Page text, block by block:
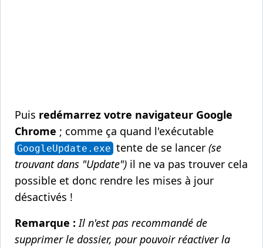
Puis redémarrez votre navigateur Google
Chrome ; comme ça quand l'exécutable
GoogleUpdate.exe tente de se lancer (se
trouvant dans "Update") il ne va pas trouver cela
possible et donc rendre les mises à jour
désactivés !
Remarque : Il n'est pas recommandé de
supprimer le dossier, pour pouvoir réactiver la